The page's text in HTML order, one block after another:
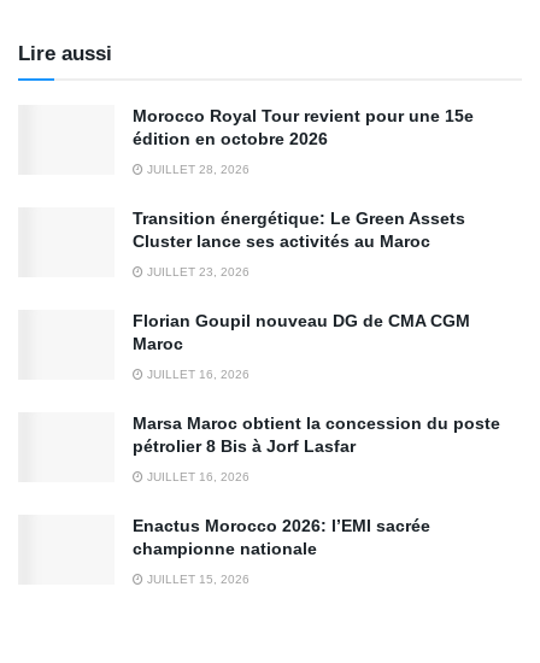
Lire aussi
Morocco Royal Tour revient pour une 15e
édition en octobre 2026
JUILLET 28, 2026
Transition énergétique: Le Green Assets
Cluster lance ses activités au Maroc
JUILLET 23, 2026
Florian Goupil nouveau DG de CMA CGM
Maroc
JUILLET 16, 2026
Marsa Maroc obtient la concession du poste
pétrolier 8 Bis à Jorf Lasfar
JUILLET 16, 2026
Enactus Morocco 2026: l’EMI sacrée
championne nationale
JUILLET 15, 2026